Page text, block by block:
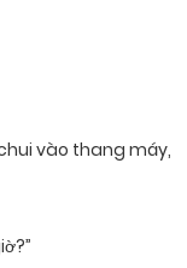
vào thang máy,